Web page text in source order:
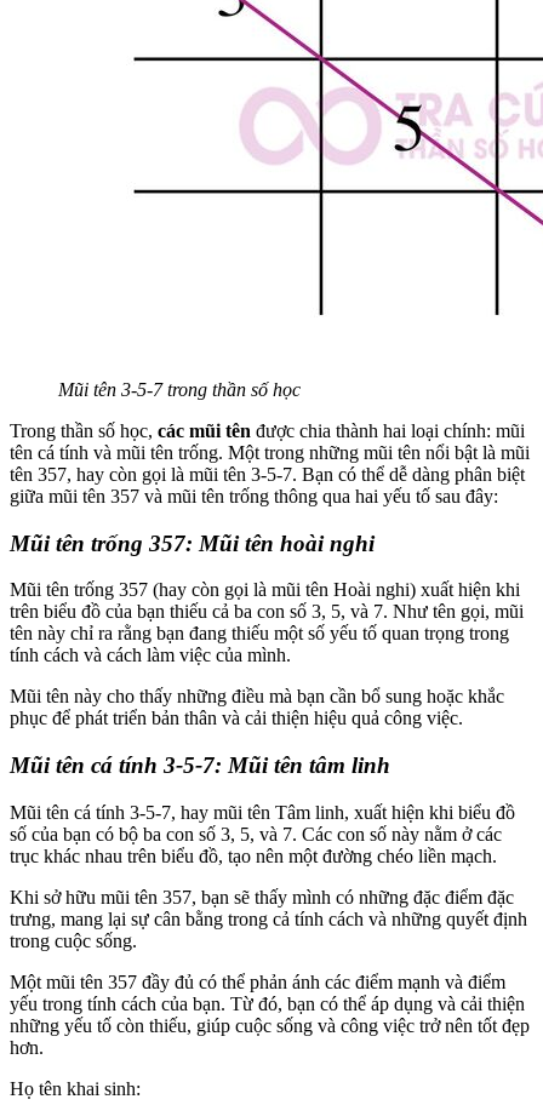
Mũi tên 3-5-7 trong thần số học
Trong thần số học, các mũi tên được chia thành hai loại chính: mũi
tên cá tính và mũi tên trống. Một trong những mũi tên nổi bật là mũi
tên 357, hay còn gọi là mũi tên 3-5-7. Bạn có thể dễ dàng phân biệt
giữa mũi tên 357 và mũi tên trống thông qua hai yếu tố sau đây:
Mũi tên trống 357: Mũi tên hoài nghi
Mũi tên trống 357 (hay còn gọi là mũi tên Hoài nghi) xuất hiện khi
trên biểu đồ của bạn thiếu cả ba con số 3, 5, và 7. Như tên gọi, mũi
tên này chỉ ra rằng bạn đang thiếu một số yếu tố quan trọng trong
tính cách và cách làm việc của mình.
Mũi tên này cho thấy những điều mà bạn cần bổ sung hoặc khắc
phục để phát triển bản thân và cải thiện hiệu quả công việc.
Mũi tên cá tính 3-5-7: Mũi tên tâm linh
Mũi tên cá tính 3-5-7, hay mũi tên Tâm linh, xuất hiện khi biểu đồ
số của bạn có bộ ba con số 3, 5, và 7. Các con số này nằm ở các
trục khác nhau trên biểu đồ, tạo nên một đường chéo liền mạch.
Khi sở hữu mũi tên 357, bạn sẽ thấy mình có những đặc điểm đặc
trưng, mang lại sự cân bằng trong cả tính cách và những quyết định
trong cuộc sống.
Một mũi tên 357 đầy đủ có thể phản ánh các điểm mạnh và điểm
yếu trong tính cách của bạn. Từ đó, bạn có thể áp dụng và cải thiện
những yếu tố còn thiếu, giúp cuộc sống và công việc trở nên tốt đẹp
hơn.
Họ tên khai sinh: